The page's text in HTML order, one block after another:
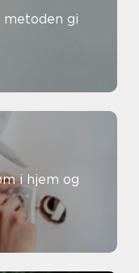
metoden gi